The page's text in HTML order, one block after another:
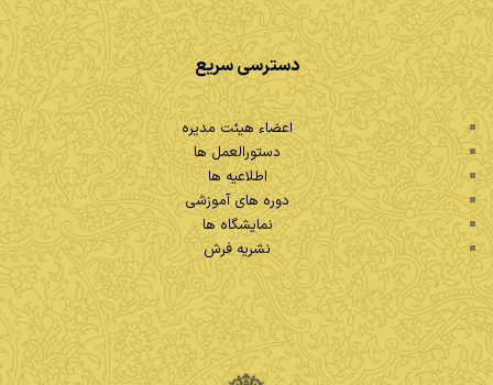
دسترسی سریع
اعضاء هیئت مدیره
دستورالعمل ها
اطلاعیه ها
دوره های آموزشی
نمایشگاه ها
نشریه فرش